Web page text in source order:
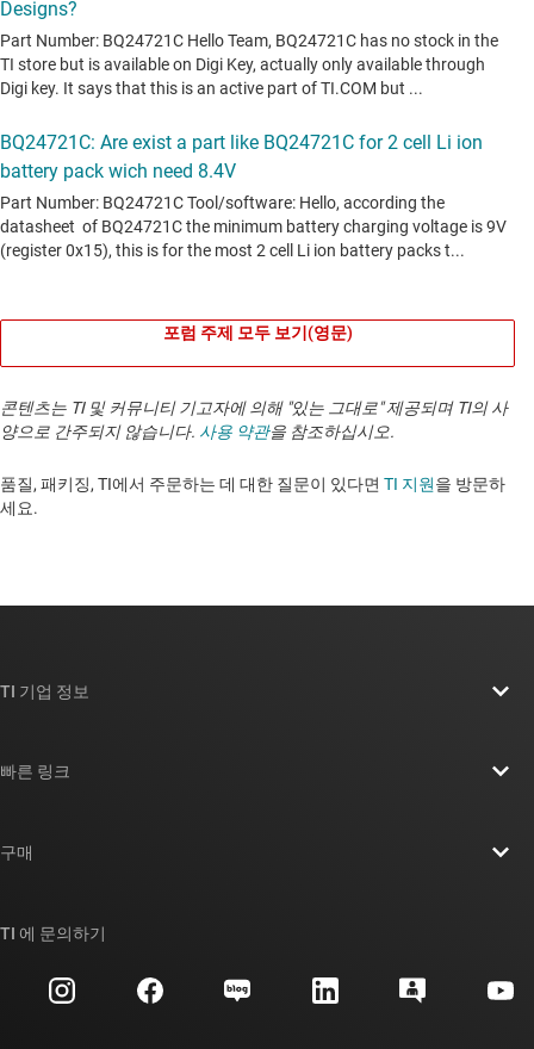
포럼 주제 모두 보기(영문)
콘텐츠는 TI 및 커뮤니티 기고자에 의해 "있는 그대로" 제공되며 TI의 사
양으로 간주되지 않습니다. 사용 약관을 참조하십시오.
품질, 패키징, TI에서 주문하는 데 대한 질문이 있다면 TI 지원을 방문하
세요. ​​​​​​​​​​​​​​
TI 기업 정보
투자 관계
빠른 링크
대체품 검색
고객 지원 센터
구매
TI 에 문의하기